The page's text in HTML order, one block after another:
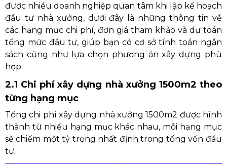
được nhiều doanh nghiệp quan tâm khi lập kế hoạch
đầu tư nhà xưởng, dưới đây là những thông tin về
các hạng mục chi phí, đơn giá tham khảo và dự toán
tổng mức đầu tư, giúp bạn có cơ sở tính toán ngân
sách cũng như lựa chọn phương án xây dựng phù
hợp:
2.1 Chi phí xây dựng nhà xưởng 1500m2 theo
từng hạng mục
Tổng chi phí xây dựng nhà xưởng 1500m2 được hình
thành từ nhiều hạng mục khác nhau, mỗi hạng mục
sẽ chiếm một tỷ trọng nhất định trong tổng vốn đầu
tư.